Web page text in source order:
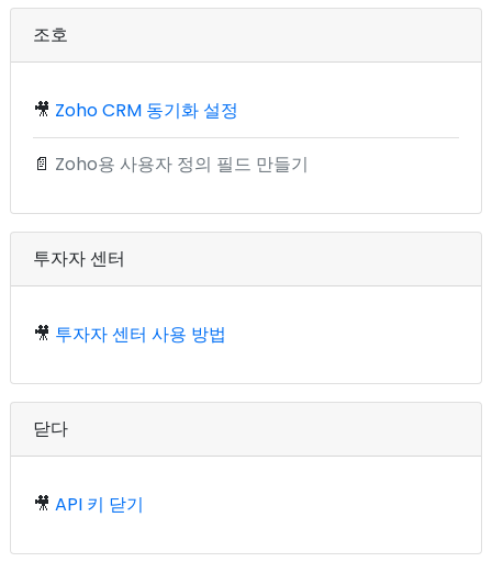
조호
🎥 Zoho CRM 동기화 설정
📄 Zoho용 사용자 정의 필드 만들기
투자자 센터
🎥 투자자 센터 사용 방법
닫다
🎥 API 키 닫기